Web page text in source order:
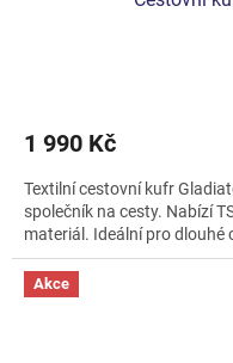
je
z
5
hvězdiček.
1 990 Kč
Textilní cestovní kufr
společník na cesty. Nabízí
materiál. Ideální pro dlouhé
Akce